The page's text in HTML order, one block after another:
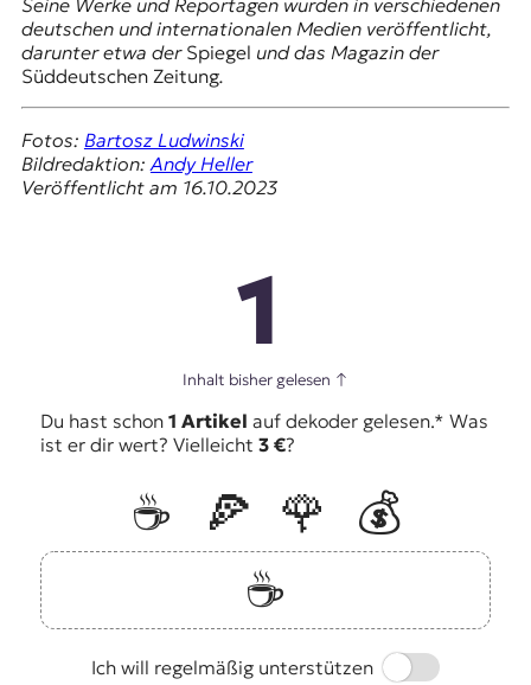
Seine Werke und Reportagen wurden in verschiedenen
deutschen und internationalen Medien veröffentlicht,
darunter etwa der Spiegel und das Magazin der
Süddeutschen Zeitung.
Fotos: Bartosz Ludwinski
Bildredaktion:Andy Heller
Veröffentlicht am 16.10.2023
1
Inhalt bisher gelesen ↑
Du hast schon 1 Artikel auf dekoder gelesen.* Was
ist er dir wert? Vielleicht 3 €?
☕️ 🍕 🌹
💰
☕️
Ich will regelmäßig unterstützen
Switch